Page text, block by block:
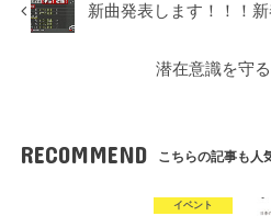
新曲発表します！！！
潜在意識を守
RECOMMEND こちらの記事も人
イベント